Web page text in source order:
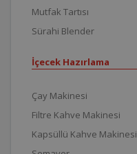
Mutfak Tartısı
Sürahi Blender
İçecek Hazırlama
Çay Makinesi
Filtre Kahve Makinesi
Kapsüllü Kahve Makinesi